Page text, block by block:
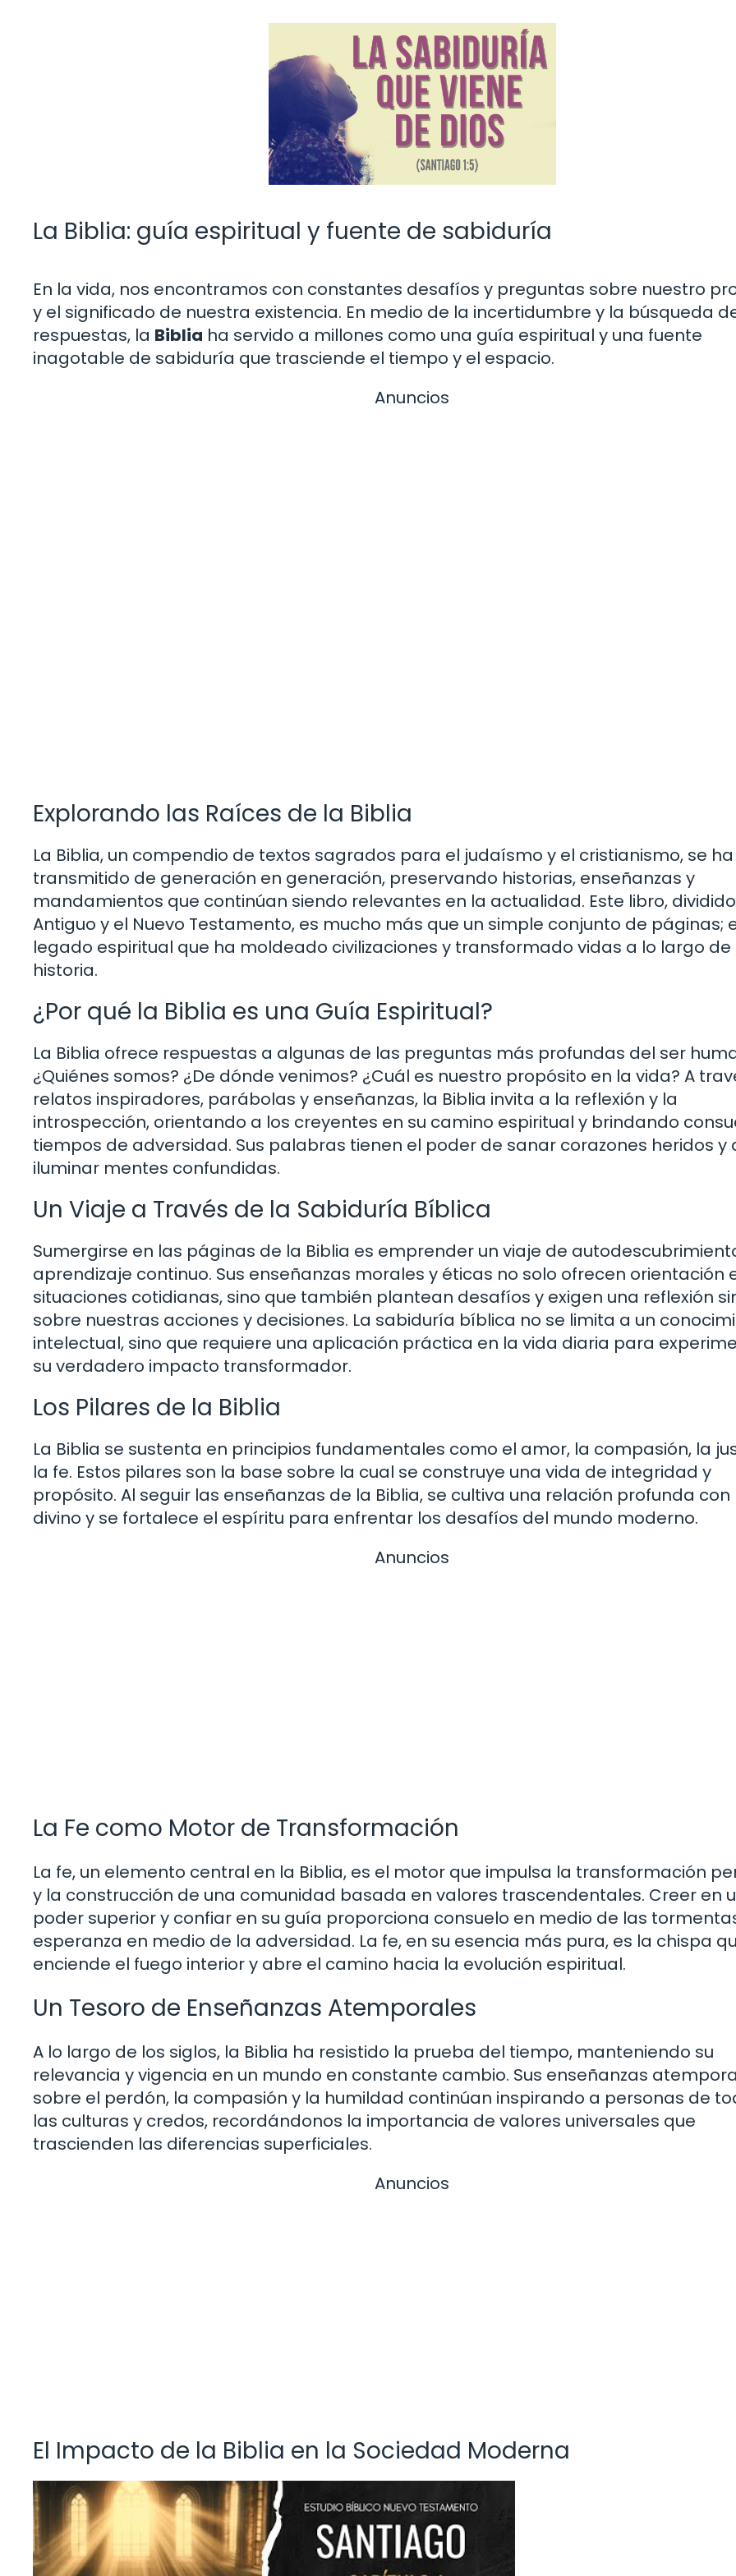
La Biblia: guía espiritual y fuente de sabiduría
En la vida, nos encontramos con constantes desafíos y preguntas sobre nuestro
y el significado de nuestra existencia. En medio de la incertidumbre y la búsqueda
respuestas, la Biblia ha servido a millones como una guía espiritual y una fuente
inagotable de sabiduría que trasciende el tiempo y el espacio.
Anuncios
Explorando las Raíces de la Biblia
La Biblia, un compendio de textos sagrados para el judaísmo y el cristianismo, se ha
transmitido de generación en generación, preservando historias, enseñanzas y
mandamientos que continúan siendo relevantes en la actualidad. Este libro,
Antiguo y el Nuevo Testamento, es mucho más que un simple conjunto de páginas;
legado espiritual que ha moldeado civilizaciones y transformado vidas a lo largo de
historia.
¿Por qué la Biblia es una Guía Espiritual?
La Biblia ofrece respuestas a algunas de las preguntas más profundas del ser
¿Quiénes somos? ¿De dónde venimos? ¿Cuál es nuestro propósito en la vida? A
relatos inspiradores, parábolas y enseñanzas, la Biblia invita a la reflexión y la
introspección, orientando a los creyentes en su camino espiritual y brindando
tiempos de adversidad. Sus palabras tienen el poder de sanar corazones heridos y
iluminar mentes confundidas.
Un Viaje a Través de la Sabiduría Bíblica
Sumergirse en las páginas de la Biblia es emprender un viaje de
aprendizaje continuo. Sus enseñanzas morales y éticas no solo ofrecen orientación
situaciones cotidianas, sino que también plantean desafíos y exigen una reflexión
sobre nuestras acciones y decisiones. La sabiduría bíblica no se limita a un
intelectual, sino que requiere una aplicación práctica en la vida diaria para
su verdadero impacto transformador.
Los Pilares de la Biblia
La Biblia se sustenta en principios fundamentales como el amor, la compasión, la
la fe. Estos pilares son la base sobre la cual se construye una vida de integridad y
propósito. Al seguir las enseñanzas de la Biblia, se cultiva una relación profunda con
divino y se fortalece el espíritu para enfrentar los desafíos del mundo moderno.
Anuncios
La Fe como Motor de Transformación
La fe, un elemento central en la Biblia, es el motor que impulsa la transformación
y la construcción de una comunidad basada en valores trascendentales. Creer en
poder superior y confiar en su guía proporciona consuelo en medio de las
esperanza en medio de la adversidad. La fe, en su esencia más pura, es la chispa
enciende el fuego interior y abre el camino hacia la evolución espiritual.
Un Tesoro de Enseñanzas Atemporales
A lo largo de los siglos, la Biblia ha resistido la prueba del tiempo, manteniendo su
relevancia y vigencia en un mundo en constante cambio. Sus enseñanzas
sobre el perdón, la compasión y la humildad continúan inspirando a personas de
las culturas y credos, recordándonos la importancia de valores universales que
trascienden las diferencias superficiales.
Anuncios
El Impacto de la Biblia en la Sociedad Moderna